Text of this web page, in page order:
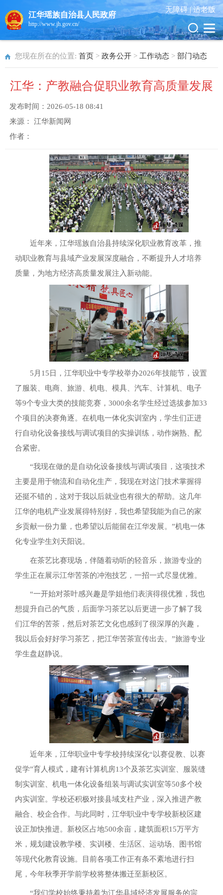
江华瑶族自治县人民政府
http://www.jh.gov.cn/
无障碍 |适老版
您现在所在的位置: 首页 > 政务公开 > 工作动态 > 部门动态
江华：产教融合促职业教育高质量发展
发布时间： 2026-05-18 08:41
来源： 江华新闻网
作者：
近年来，江华瑶族自治县持续深化职业教育改革，推
动职业教育与县域产业发展深度融合，不断提升人才培养
质量，为地方经济高质量发展注入新动能。
5月15日，江华职业中专学校举办2026年技能节，设置
了服装、电商、旅游、机电、模具、汽车、计算机、电子
等9个专业大类的技能竞赛，3000余名学生经过选拔参加33
个项目的决赛角逐。在机电一体化实训室内，学生们正进
行自动化设备接线与调试项目的实操训练，动作娴熟、配
合紧密。
“我现在做的是自动化设备接线与调试项目，这项技术
主要是用于物流和自动化生产，我现在对这门技术掌握得
还挺不错的，这对于我以后就业也有很大的帮助。这几年
江华的电机产业发展得特别好，我也希望我能为自己的家
乡贡献一份力量，也希望以后能留在江华发展。”机电一体
化专业学生刘天阳说。
在茶艺比赛现场，伴随着动听的轻音乐，旅游专业的
学生正在展示江华苦茶的冲泡技艺，一招一式尽显优雅。
“一开始对茶叶感兴趣是学姐他们表演得很优雅，我也
想提升自己的气质，后面学习茶艺以后更进一步了解了我
们江华的苦茶，然后对茶艺文化也感到了很深厚的兴趣，
我以后会好好学习茶艺，把江华苦茶宣传出去。”旅游专业
学生盘赵静说。
近年来，江华职业中专学校持续深化“以赛促教、以赛
促学”育人模式，建有计算机房13个及茶艺实训室、服装缝
制实训室、机电一体化设备组装与调试实训室等50多个校
内实训室。学校还积极对接县域支柱产业，深入推进产教
融合、校企合作。与此同时，江华职业中专学校新校区建
设正加快推进。新校区占地500余亩，建筑面积15万平方
米，规划建设教学楼、实训楼、生活区、运动场、图书馆
等现代化教育设施。目前各项工作正有条不紊地进行扫
尾，今年秋季开学前学校将整体搬迁至新校区。
“我们学校始终秉持着为江华县域经济发展服务的宗